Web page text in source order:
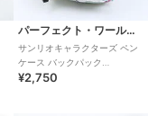
パーフェクト・ワールド・トーキョー
サンリオキャラクターズ ペン
ケース バックパック
OUTDOOR PRODUCTS ポーチ
¥2,750